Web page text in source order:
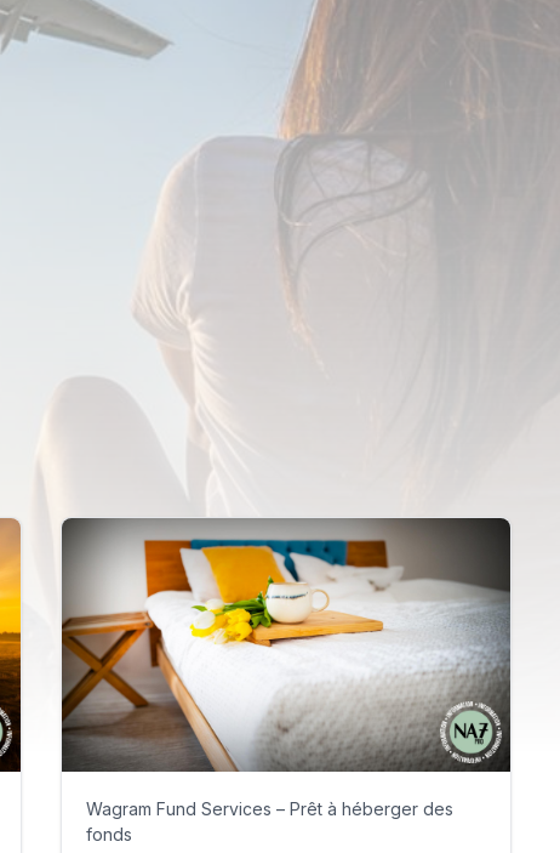
Wagram Fund Services – Prêt à héberger des
fonds